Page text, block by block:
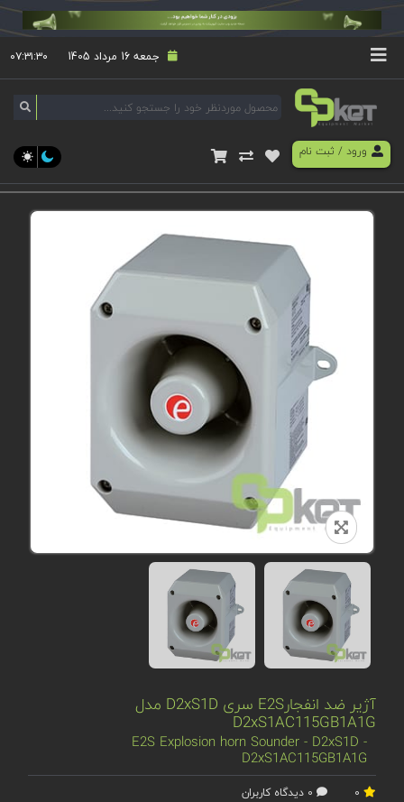
جمعه 16 مرداد 1405 ۰۷:۳۱:۳۰
ورود/ ثبت نام
آژیر ضد انفجارE2S سری D2xS1D مدل
D2xS1AC115GB1A1G
E2S Explosion horn Sounder - D2xS1D -
D2xS1AC115GB1A1G